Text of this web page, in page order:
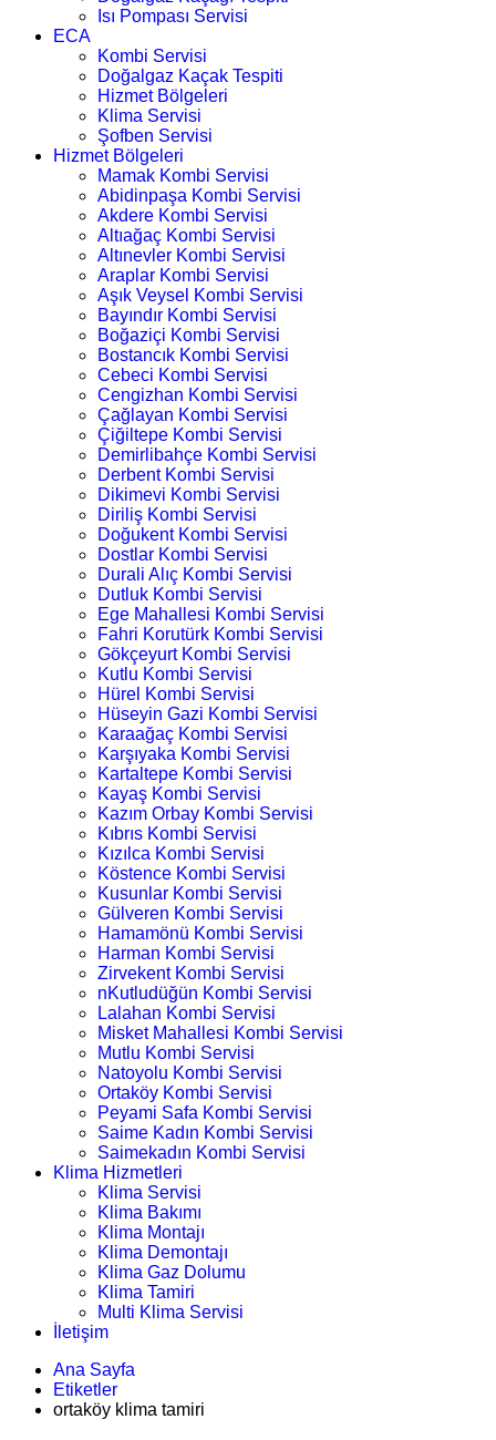
Isı Pompası Servisi
ECA
Kombi Servisi
Doğalgaz Kaçak Tespiti
Hizmet Bölgeleri
Klima Servisi
Şofben Servisi
Hizmet Bölgeleri
Mamak Kombi Servisi
Abidinpaşa Kombi Servisi
Akdere Kombi Servisi
Altıağaç Kombi Servisi
Altınevler Kombi Servisi
Araplar Kombi Servisi
Aşık Veysel Kombi Servisi
Bayındır Kombi Servisi
Boğaziçi Kombi Servisi
Bostancık Kombi Servisi
Cebeci Kombi Servisi
Cengizhan Kombi Servisi
Çağlayan Kombi Servisi
Çiğiltepe Kombi Servisi
Demirlibahçe Kombi Servisi
Derbent Kombi Servisi
Dikimevi Kombi Servisi
Diriliş Kombi Servisi
Doğukent Kombi Servisi
Dostlar Kombi Servisi
Durali Alıç Kombi Servisi
Dutluk Kombi Servisi
Ege Mahallesi Kombi Servisi
Fahri Korutürk Kombi Servisi
Gökçeyurt Kombi Servisi
Kutlu Kombi Servisi
Hürel Kombi Servisi
Hüseyin Gazi Kombi Servisi
Karaağaç Kombi Servisi
Karşıyaka Kombi Servisi
Kartaltepe Kombi Servisi
Kayaş Kombi Servisi
Kazım Orbay Kombi Servisi
Kıbrıs Kombi Servisi
Kızılca Kombi Servisi
Köstence Kombi Servisi
Kusunlar Kombi Servisi
Gülveren Kombi Servisi
Hamamönü Kombi Servisi
Harman Kombi Servisi
Zirvekent Kombi Servisi
nKutludüğün Kombi Servisi
Lalahan Kombi Servisi
Misket Mahallesi Kombi Servisi
Mutlu Kombi Servisi
Natoyolu Kombi Servisi
Ortaköy Kombi Servisi
Peyami Safa Kombi Servisi
Saime Kadın Kombi Servisi
Saimekadın Kombi Servisi
Klima Hizmetleri
Klima Servisi
Klima Bakımı
Klima Montajı
Klima Demontajı
Klima Gaz Dolumu
Klima Tamiri
Multi Klima Servisi
İletişim
Ana Sayfa
Etiketler
ortaköy klima tamiri